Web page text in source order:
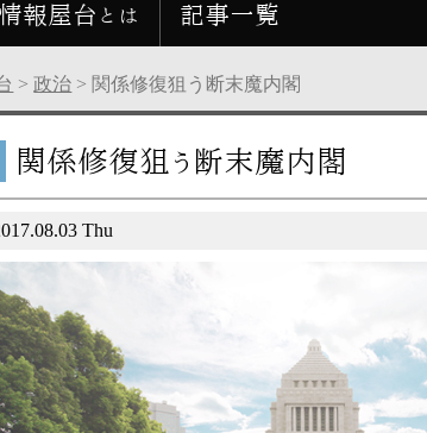
情報屋台とは 記事一覧
>政治 > 関係修復狙う断末魔内閣
関係修復狙う断末魔内閣
Thu